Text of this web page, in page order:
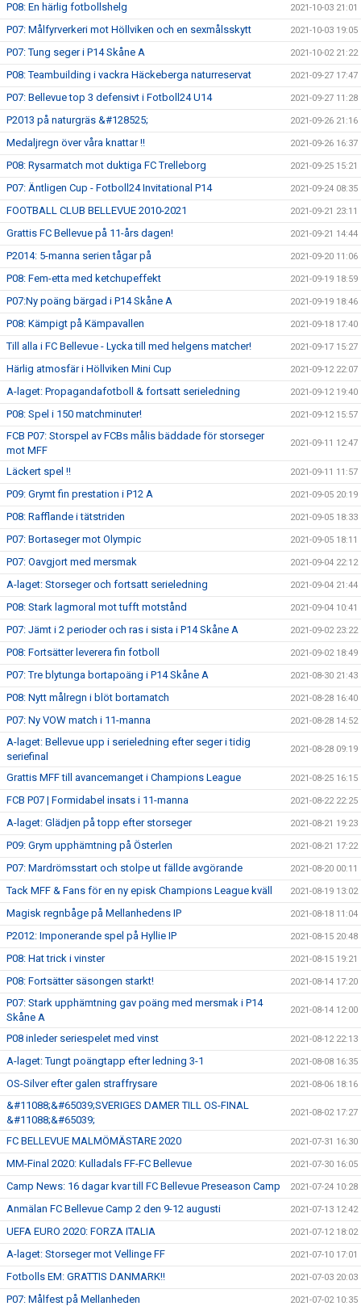
P08: En härlig fotbollshelg 2021-10-03 21:01
P07: Målfyrverkeri mot Höllviken och en sexmålsskytt 2021-10-03 19:05
P07: Tung seger i P14 Skåne A 2021-10-02 21:22
P08: Teambuilding i vackra Häckeberga naturreservat 2021-09-27 17:47
P07: Bellevue top 3 defensivt i Fotboll24 U14 2021-09-27 11:28
P2013 på naturgräs &#128525; 2021-09-26 21:16
Medaljregn över våra knattar !! 2021-09-26 16:37
P08: Rysarmatch mot duktiga FC Trelleborg 2021-09-25 15:21
P07: Äntligen Cup - Fotboll24 Invitational P14 2021-09-24 08:35
FOOTBALL CLUB BELLEVUE 2010-2021 2021-09-21 23:11
Grattis FC Bellevue på 11-års dagen! 2021-09-21 14:44
P2014: 5-manna serien tågar på 2021-09-20 11:06
P08: Fem-etta med ketchupeffekt 2021-09-19 18:59
P07:Ny poäng bärgad i P14 Skåne A 2021-09-19 18:46
P08: Kämpigt på Kämpavallen 2021-09-18 17:40
Till alla i FC Bellevue - Lycka till med helgens matcher! 2021-09-17 15:27
Härlig atmosfär i Höllviken Mini Cup 2021-09-12 22:07
A-laget: Propagandafotboll & fortsatt serieledning 2021-09-12 19:40
P08: Spel i 150 matchminuter! 2021-09-12 15:57
FCB P07: Storspel av FCBs målis bäddade för storseger
mot MFF
2021-09-11 12:47
Läckert spel !! 2021-09-11 11:57
P09: Grymt fin prestation i P12 A 2021-09-05 20:19
P08: Rafflande i tätstriden 2021-09-05 18:33
P07: Bortaseger mot Olympic 2021-09-05 18:11
P07: Oavgjort med mersmak 2021-09-04 22:12
A-laget: Storseger och fortsatt serieledning 2021-09-04 21:44
P08: Stark lagmoral mot tufft motstånd 2021-09-04 10:41
P07: Jämt i 2 perioder och ras i sista i P14 Skåne A 2021-09-02 23:22
P08: Fortsätter leverera fin fotboll 2021-09-02 18:49
P07: Tre blytunga bortapoäng i P14 Skåne A 2021-08-30 21:43
P08: Nytt målregn i blöt bortamatch 2021-08-28 16:40
P07: Ny VOW match i 11-manna 2021-08-28 14:52
A-laget: Bellevue upp i serieledning efter seger i tidig
seriefinal
2021-08-28 09:19
Grattis MFF till avancemanget i Champions League 2021-08-25 16:15
FCB P07 | Formidabel insats i 11-manna 2021-08-22 22:25
A-laget: Glädjen på topp efter storseger 2021-08-21 19:23
P09: Grym upphämtning på Österlen 2021-08-21 17:22
P07: Mardrömsstart och stolpe ut fällde avgörande 2021-08-20 00:11
Tack MFF & Fans för en ny episk Champions League kväll 2021-08-19 13:02
Magisk regnbåge på Mellanhedens IP 2021-08-18 11:04
P2012: Imponerande spel på Hyllie IP 2021-08-15 20:48
P08: Hat trick i vinster 2021-08-15 19:21
P08: Fortsätter säsongen starkt! 2021-08-14 17:20
P07: Stark upphämtning gav poäng med mersmak i P14
Skåne A
2021-08-14 12:00
P08 inleder seriespelet med vinst 2021-08-12 22:13
A-laget: Tungt poängtapp efter ledning 3-1 2021-08-08 16:35
OS-Silver efter galen straffrysare 2021-08-06 18:16
&#11088;&#65039;SVERIGES DAMER TILL OS-FINAL
&#11088;&#65039;
2021-08-02 17:27
FC BELLEVUE MALMÖMÄSTARE 2020 2021-07-31 16:30
MM-Final 2020: Kulladals FF-FC Bellevue 2021-07-30 16:05
Camp News: 16 dagar kvar till FC Bellevue Preseason Camp 2021-07-24 10:28
Anmälan FC Bellevue Camp 2 den 9-12 augusti 2021-07-13 12:42
UEFA EURO 2020: FORZA ITALIA 2021-07-12 18:02
A-laget: Storseger mot Vellinge FF 2021-07-10 17:01
Fotbolls EM: GRATTIS DANMARK!! 2021-07-03 20:03
P07: Målfest på Mellanheden 2021-07-02 10:35